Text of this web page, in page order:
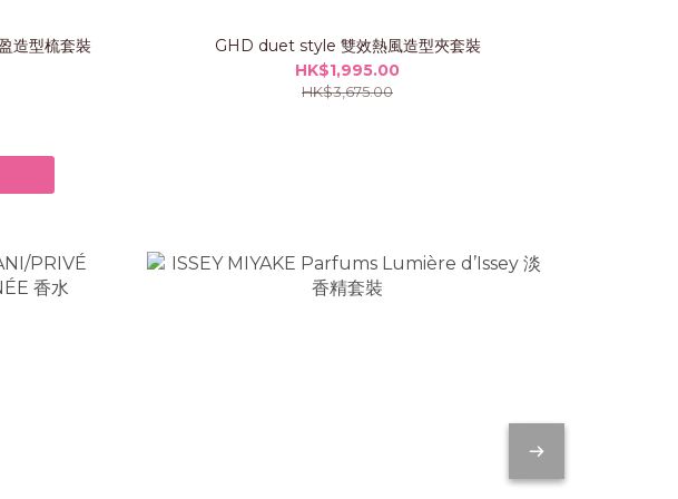
造型梳套裝
GHD duet style 雙效熱風造型夾套裝
HK$1,995.00
HK$3,675.00